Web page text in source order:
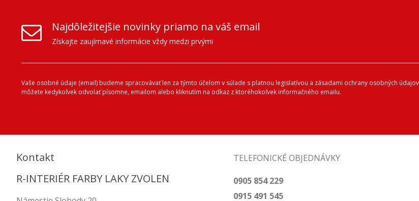
Najdôležitejšie novinky priamo na váš email
Získajte zaujímavé informácie vždy medzi prvými
Vaše osobné údaje (email) budeme spracovávať len za týmto účelom v súlade s platnou legislatívou a zásadami ochrany osobných
môžete kedykoľvek odvolať písomne, emailom alebo kliknutím na odkaz z ktoréhokoľvek informačného emailu.
Kontakt
R-INTERIÉR FARBY LAKY ZVOLEN
TELEFONICKÉ OBJEDNÁVKY
0905 854 229
0915 491 545